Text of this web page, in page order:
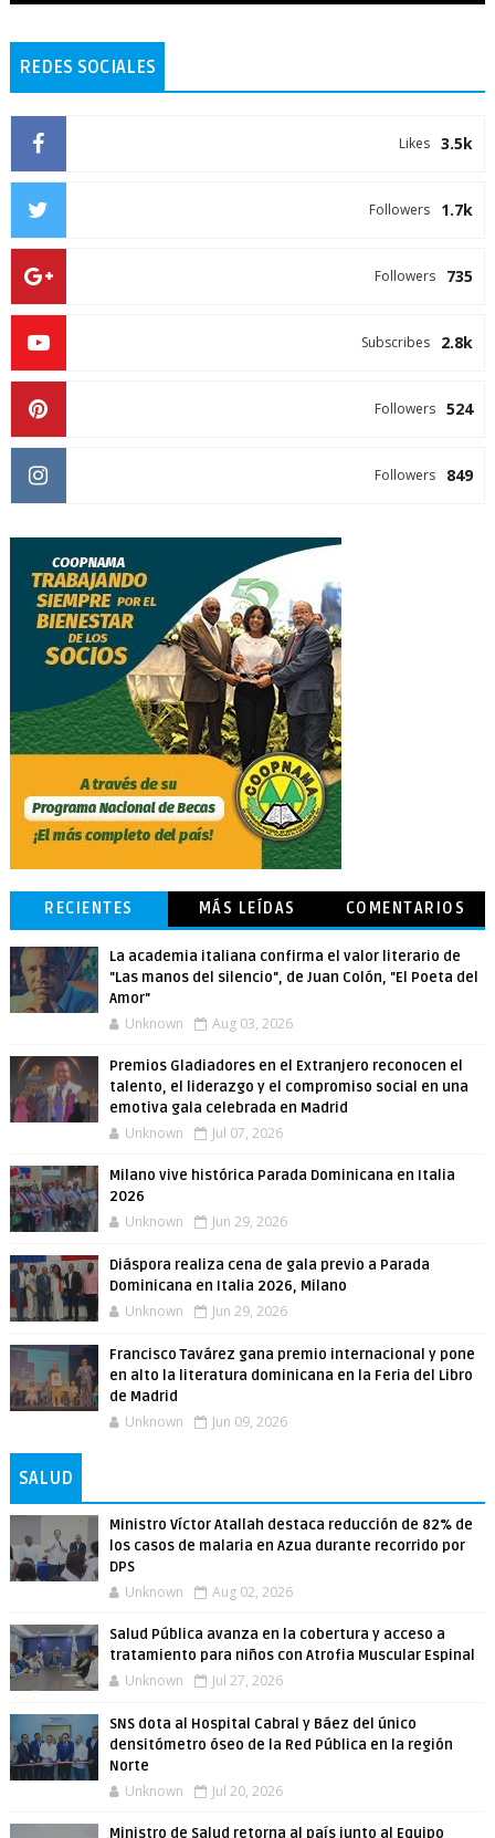
REDES SOCIALES
3.5k
Likes
1.7k
Followers
735
Followers
2.8k
Subscribes
524
Followers
849
Followers
RECIENTES MÁS LEÍDAS COMENTARIOS
La academia italiana confirma el valor literario de
"Las manos del silencio", de Juan Colón, "El Poeta del
Amor"
Unknown Aug 03, 2026
Premios Gladiadores en el Extranjero reconocen el
talento, el liderazgo y el compromiso social en una
emotiva gala celebrada en Madrid
Unknown Jul 07, 2026
Milano vive histórica Parada Dominicana en Italia
2026
Unknown Jun 29, 2026
Diáspora realiza cena de gala previo a Parada
Dominicana en Italia 2026, Milano
Unknown Jun 29, 2026
Francisco Tavárez gana premio internacional y pone
en alto la literatura dominicana en la Feria del Libro
de Madrid
Unknown Jun 09, 2026
SALUD
Ministro Víctor Atallah destaca reducción de 82% de
los casos de malaria en Azua durante recorrido por
DPS
Unknown Aug 02, 2026
Salud Pública avanza en la cobertura y acceso a
tratamiento para niños con Atrofia Muscular Espinal
Unknown Jul 27, 2026
SNS dota al Hospital Cabral y Báez del único
densitómetro óseo de la Red Pública en la región
Norte
Unknown Jul 20, 2026
Ministro de Salud retorna al país junto al Equipo